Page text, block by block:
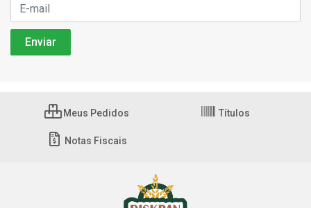
Meus Pedidos Títulos
Notas Fiscais